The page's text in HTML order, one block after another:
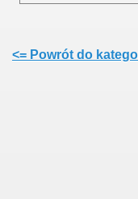
<= Powrót do